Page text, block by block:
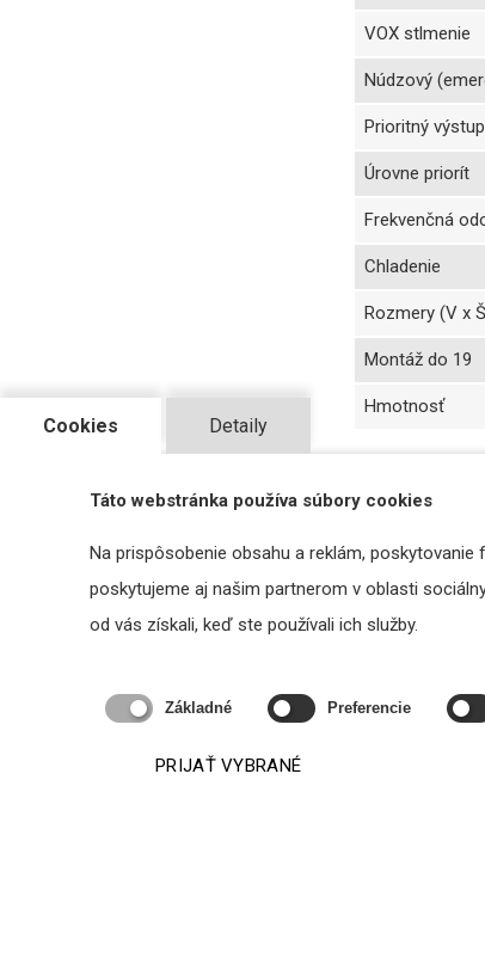
VOX stlmenie
Núdzový
Prioritný výstup
Úrovne priorít
Frekvenčná
Chladenie
Rozmery (V x
Montáž do 19
Hmotnosť
Súvisiace produkty
Cookies Detaily
Táto webstránka používa súbory cookies
Na prispôsobenie obsahu a reklám,
poskytujeme aj našim partnerom v oblasti
od vás získali, keď ste používali ich služby.
Základné Preferencie
PRIJAŤ VYBRANÉ